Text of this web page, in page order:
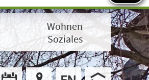
Wohnen
Soziales